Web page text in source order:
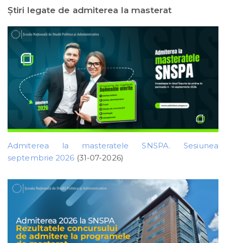
Ştiri legate de admiterea la masterat
Admiterea la masteratele SNSPA. Sesiunea
septembrie 2026 (31-07-2026)